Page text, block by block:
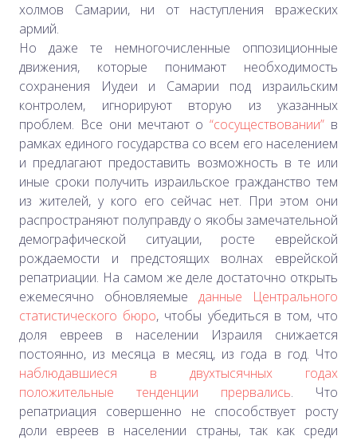
холмов Самарии, ни от наступления вражеских
армий.
Но даже те немногочисленные оппозиционные
движения, которые понимают необходимость
сохранения Иудеи и Самарии под израильским
контролем, игнорируют вторую из указанных
проблем. Все они мечтают о“сосуществовании” в
рамках единого государства со всем его населением
и предлагают предоставить возможность в те или
иные сроки получить израильское гражданство тем
из жителей, у кого его сейчас нет. При этом они
распространяют полуправду о якобы замечательной
демографической ситуации, росте еврейской
рождаемости и предстоящих волнах еврейской
репатриации. На самом же деле достаточно открыть
ежемесячно обновляемые данные Центрального
статистического бюро, чтобы убедиться в том, что
доля евреев в населении Израиля снижается
постоянно, из месяца в месяц, из года в год. Что
наблюдавшиеся в двухтысячных годах
положительные тенденции прервались. Что
репатриация совершенно не способствует росту
доли евреев в населении страны, так как среди